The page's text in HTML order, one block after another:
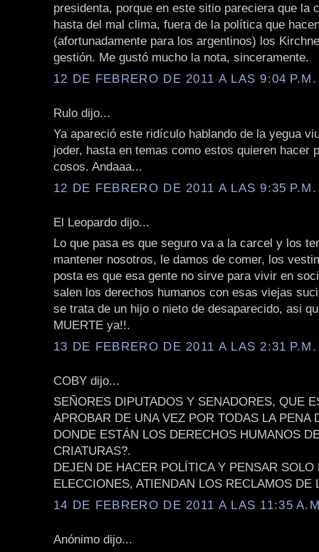
presidenta, porque en este sitio pareciera que la
hasta del mal clima, fuera de la política que
(afortunadamente para los argentinos) los
gestión. Me gustó mucho la nota, sinceramente.
12 DE FEBRERO DE 2011 A LAS 9:04 P.M.
Rulo dijo...
Ya apareció este ridículo hablando de la yegua
joder, hasta en temas como estos quieren hacer
cosos. Andaaa...
12 DE FEBRERO DE 2011 A LAS 9:35 P.M.
El Leopardo dijo...
Lo que pasa es que seguro va a la carcel y los
mantener nosotros, le damos de comer, los
posta es que esa gente no sirve para vivir en
salen los derechos humanos con esas viejas
se trata de un hijo o nieto de desaparecido, asi
MUERTE ya!!.
13 DE FEBRERO DE 2011 A LAS 2:31 P.M.
COBY dijo...
SEÑORES DIPUTADOS Y SENADORES, QUE
APROBAR DE UNA VEZ POR TODAS LA PENA
DONDE ESTÁN LOS DERECHOS HUMANOS
CRIATURAS?.
DEJEN DE HACER POLÍTICA Y PENSAR SOLO
ELECCIONES, ATIENDAN LOS RECLAMOS DE
14 DE FEBRERO DE 2011 A LAS 11:35
Anónimo dijo...